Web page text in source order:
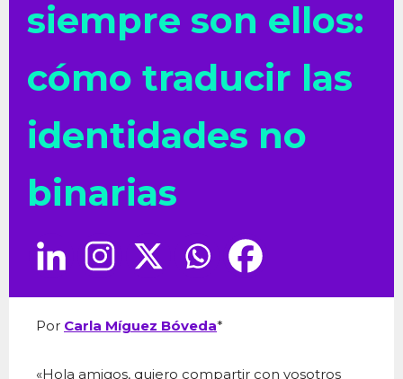
siempre son ellos:
cómo traducir las
identidades no
binarias
Por Carla Míguez Bóveda*
«Hola amigos, quiero compartir con vosotros